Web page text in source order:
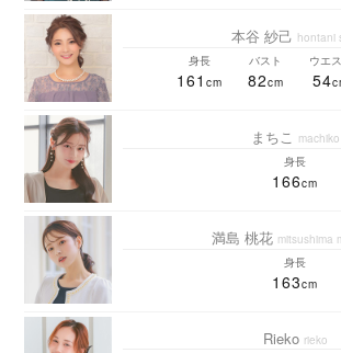
本谷 紗己 hontani
身長
161
バスト
82
ウエ
54
まちこ machiko
身長
166
満島 桃花 mitsushima
身長
163
Rieko rieko